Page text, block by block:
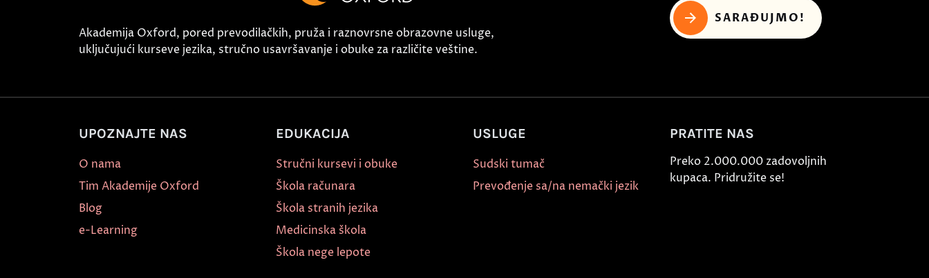
Akademija Oxford, pored prevodilačkih, pruža i raznovrsne obrazovne usluge,
uključujući kurseve jezika, stručno usavršavanje i obuke za različite veštine.
SARAĐUJMO!
UPOZNAJTE NAS
O nama
Tim Akademije Oxford
Blog
e-Learning
EDUKACIJA
Stručni kursevi i obuke
Škola računara
Škola stranih jezika
Medicinska škola
Škola nege lepote
USLUGE
Sudski tumač
Prevođenje sa/na nemački jezik
PRATITE NAS
Preko 2.000.000 zadovoljnih
kupaca. Pridružite se!